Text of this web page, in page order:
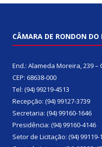
CÂMARA DE RONDON DO
End.: Alameda Moreira, 239 –
CEP: 68638-000
Tel: (94) 99219-4513
Recepção: (94) 99127-3739
Secretaria: (94) 99160-1646
Presidência: (94) 99160-4146
Setor de Licitação: (94) 99119-